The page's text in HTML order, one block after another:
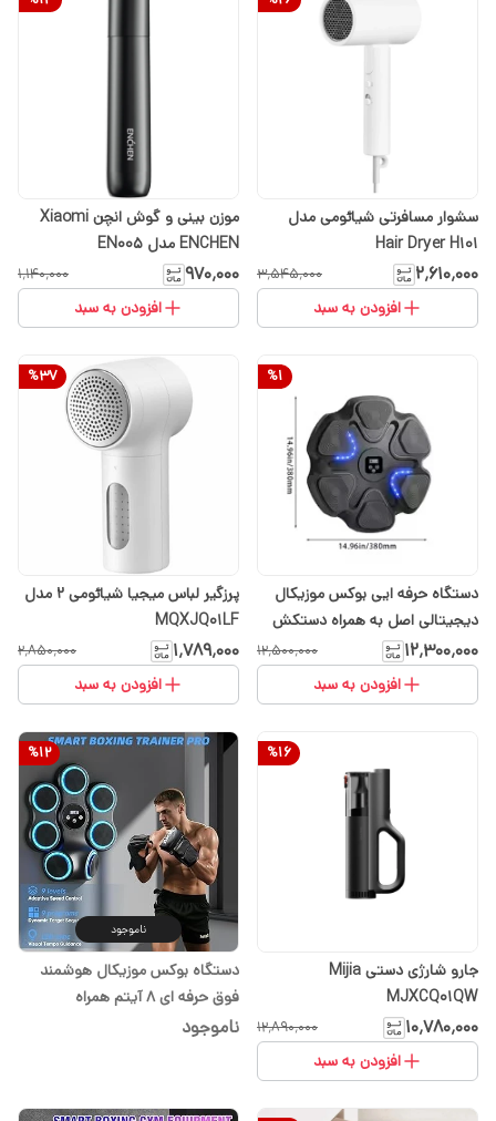
سشوار مسافرتی شیائومی مدل
Hair Dryer H101
۲٬۶۱۰٬۰۰۰ ۳٬۵۴۵٬۰۰۰
افزودن به سبد
موزن بینی و گوش انچن Xiaomi
ENCHEN مدل EN005
۹۷۰٬۰۰۰ ۱٬۱۴۰٬۰۰۰
افزودن به سبد
%1
دستگاه حرفه ایی بوکس موزیکال
دیجیتالی اصل به همراه دستکش
حرفه ای
۱۲٬۳۰۰٬۰۰۰ ۱۲٬۵۰۰٬۰۰۰
افزودن به سبد
%37
پرزگیر لباس میجیا شیائومی 2 مدل
MQXJQ01LF
۱٬۷۸۹٬۰۰۰ ۲٬۸۵۰٬۰۰۰
افزودن به سبد
%16
جارو شارژی دستی Mijia
MJXCQ01QW
۱۰٬۷۸۰٬۰۰۰ ۱۲٬۸۹۰٬۰۰۰
افزودن به سبد
%12
ناموجود
دستگاه بوکس موزیکال هوشمند
فوق حرفه ای 8 آیتم همراه
دستکش حرفه ای
ناموجود